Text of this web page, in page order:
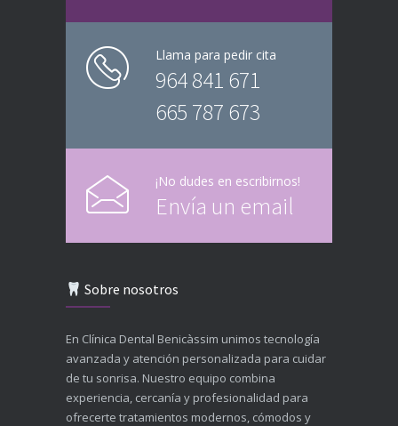
Llama para pedir cita
964 841 671
665 787 673
¡No dudes en escribirnos!
Envía un email
Sobre nosotros
En Clínica Dental Benicàssim unimos tecnología
avanzada y atención personalizada para cuidar
de tu sonrisa. Nuestro equipo combina
experiencia, cercanía y profesionalidad para
ofrecerte tratamientos modernos, cómodos y